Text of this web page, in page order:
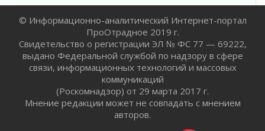
30 июля 2026
Круглую ригу в Гатчине отреставрируют в
2027 году
30 июля 2026
Путешествие к западным рубежам
30 июля 2026
Лаголовская общеобразовательная школа
откроется к концу сентября
© Информационно-аналитический Интернет-портал
ПроОтрадное 2019 г.
Свидетельство о регистрации ЭЛ № ФС 77 — 69222,
выдано Федеральной службой по надзору в сфере
связи, информационных технологий и массовых
коммуникаций
(Роскомнадзор) от 29 марта 2017 г.
Мнение редакции может не совпадать с мнением
авторов.